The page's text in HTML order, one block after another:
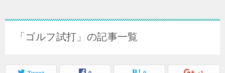
「ゴルフ試打」の記事一覧